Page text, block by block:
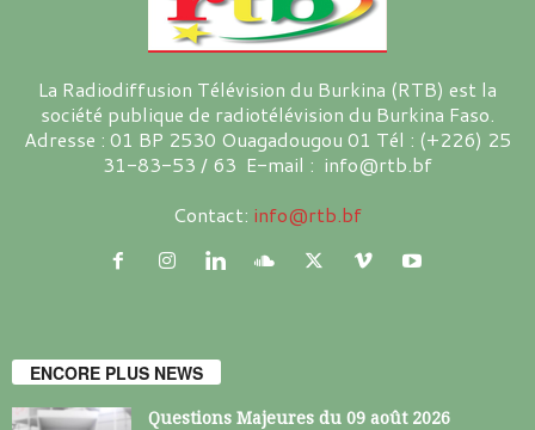
La Radiodiffusion Télévision du Burkina (RTB) est la
société publique de radiotélévision du Burkina Faso.
Adresse : 01 BP 2530 Ouagadougou 01 Tél : (+226) 25
31-83-53 / 63 E-mail : info@rtb.bf
Contact: info@rtb.bf
ENCORE PLUS NEWS
Questions Majeures du 09 août 2026